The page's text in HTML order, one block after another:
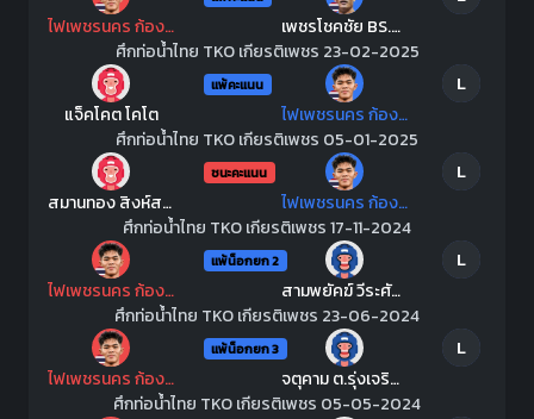
ไฟเพชรนคร ก้องจักรวาลมวยไทย
เพชรโชคชัย BS.มวยไทยยิม
ศึกท่อน้ำไทย TKO เกียรติเพชร 23-02-2025
แพ้คะแนน
L
แจ็คโคต โคโต
ไฟเพชรนคร ก้องจักรวาลมวยไทย
ศึกท่อน้ำไทย TKO เกียรติเพชร 05-01-2025
ชนะคะแนน
L
สมานทอง​ สิงห์สมัย​
ไฟเพชรนคร ก้องจักรวาลมวยไทย
ศึกท่อน้ำไทย TKO เกียรติเพชร 17-11-2024
แพ้น็อกยก 2
L
ไฟเพชรนคร ก้องจักรวาลมวยไทย
สามพยัคฆ์ วีระศักดิ์เล็กมวยไทย
ศึกท่อน้ำไทย TKO เกียรติเพชร 23-06-2024
แพ้น็อกยก 3
L
ไฟเพชรนคร ก้องจักรวาลมวยไทย
จตุคาม ต.รุ่งเจริญยิม
ศึกท่อน้ำไทย TKO เกียรติเพชร 05-05-2024